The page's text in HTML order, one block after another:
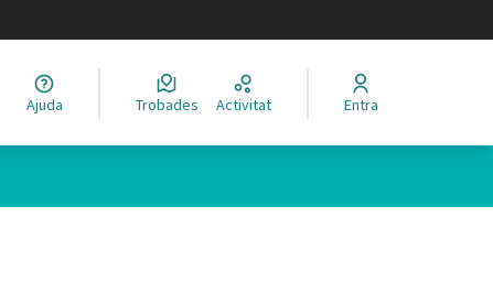
Elegir el idioma
Ajuda Trobades Activitat Entra